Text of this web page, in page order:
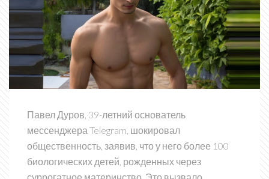
Павел Дуров, 39-летний основатель
мессенджера Telegram, шокировал
общественность, заявив, что у него более 100
биологических детей, рожденных через